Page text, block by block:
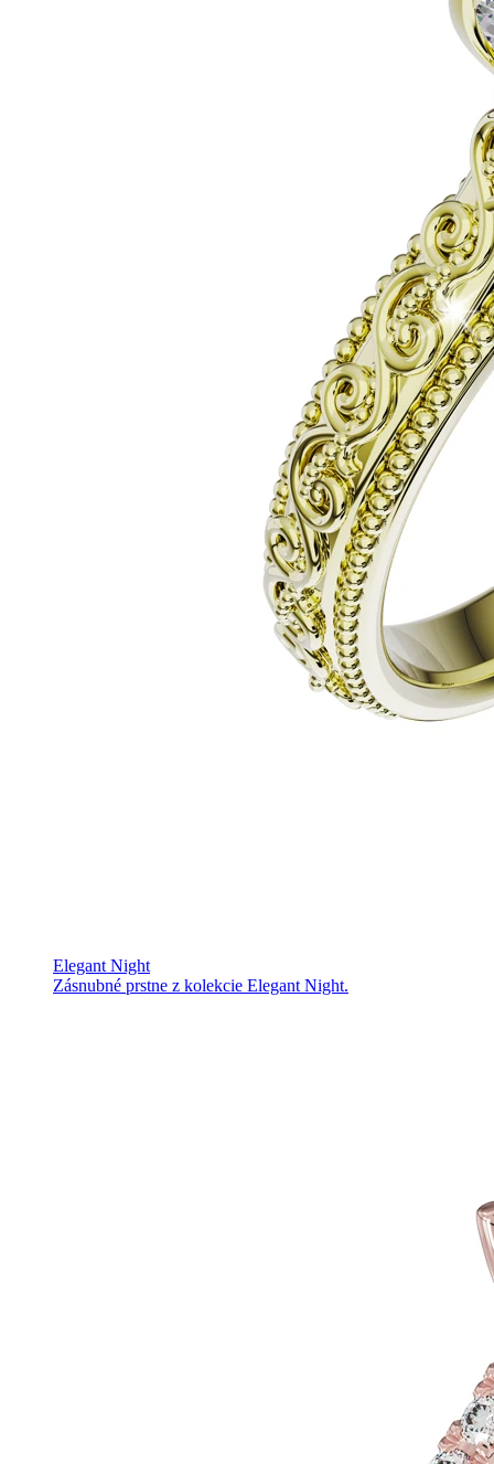
Elegant Night
Zásnubné prstne z kolekcie Elegant Night.